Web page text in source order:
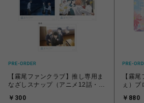
【霧尾ファンクラブ】推し専用ま
なざしスナップ（アニメ12話・全
￥300
【霧
ぇ）ブ
￥880